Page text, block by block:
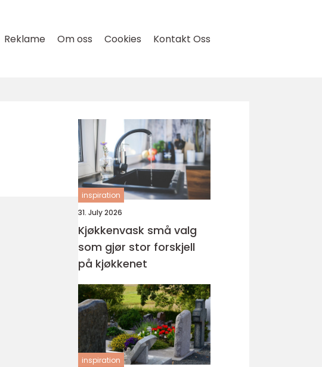
Reklame Om oss Cookies Kontakt Oss
inspiration
31. July 2026
Kjøkkenvask små valg
som gjør stor forskjell
på kjøkkenet
inspiration